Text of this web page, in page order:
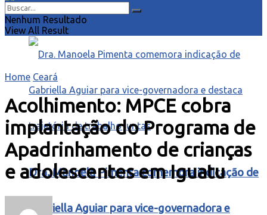
Elmano e o Presidente Lula
Dra. Manoela Pimenta comemora indicação de
Gabriella Aguiar para vice-governadora e
Nenhum Resultado
View All Result
Home Ceará
Acolhimento: MPCE cobra
implantação do Programa de
Apadrinhamento de crianças
e adolescentes em Iguatu